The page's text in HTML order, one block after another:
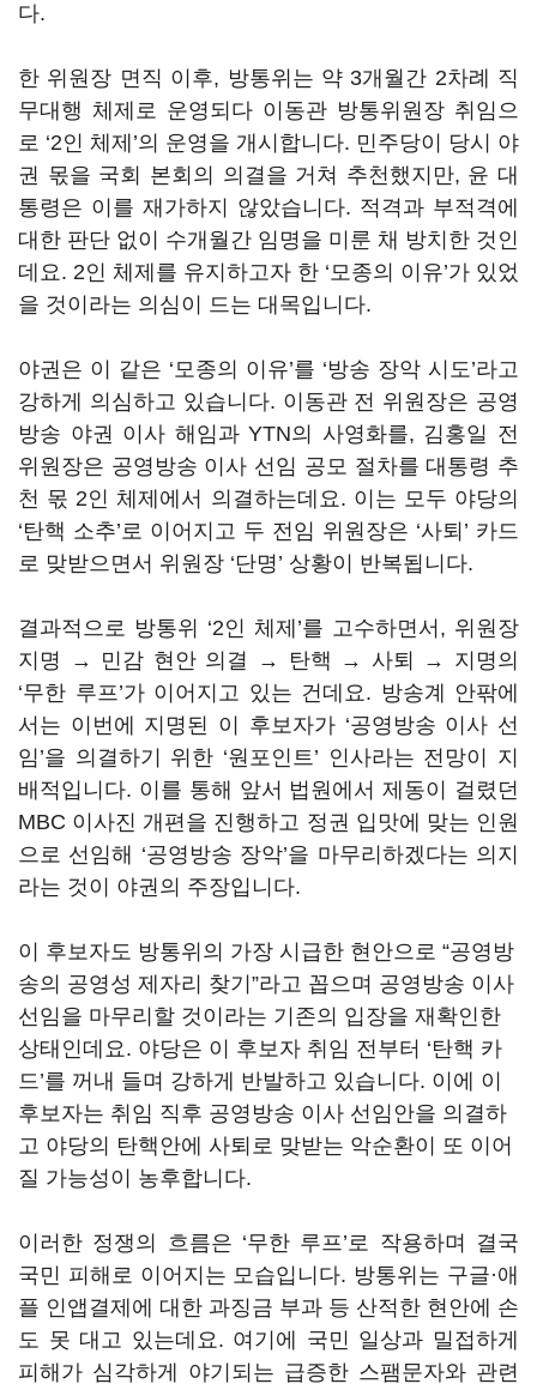
다.
한 위원장 면직 이후, 방통위는 약 3개월간 2차례 직
무대행 체제로 운영되다 이동관 방통위원장 취임으
로 ‘2인 체제 ’의 운영을 개시합니다. 민주당이 당시 야
권 몫을 국회 본회의 의결을 거쳐 추천했지만, 윤 대
통령은 이를 재가하지 않았습니다. 적격과 부적격에
대한 판단 없이 수개월간 임명을 미룬 채 방치한 것인
데요. 2인 체제를 유지하고자 한 ‘모종의 이유’가 있었
을 것이라는 의심이 드는 대목입니다.
야권은 이 같은 ‘모종의 이유’를 ‘방송 장악 시도’라고
강하게 의심하고 있습니다. 이동관 전 위원장은 공영
방송 야권 이사 해임과YTN의 사영화를, 김홍일 전
위원장은 공영방송 이사 선임 공모 절차를 대통령 추
천 몫 2인 체제에서 의결하는데요. 이는 모두 야당의
‘탄핵 소추’로 이어지고 두 전임 위원장은 ‘사퇴 ’ 카드
로 맞받으면서 위원장 ‘단명’ 상황이 반복됩니다.
결과적으로 방통위 ‘2인 체제 ’를 고수하면서 , 위원장
지명
→ 민감 현안 의결 → 탄핵 → 사퇴 → 지명의
‘무한 루프’가 이어지고 있는 건데요. 방송계 안팎에
서는 이번에 지명된 이 후보자가 ‘공영방송 이사 선
임’을 의결하기 위한 ‘원포인트’ 인사라는 전망이 지
배적입니다. 이를 통해 앞서 법원에서 제동이 걸렸던
MBC 이사진 개편을 진행하고 정권 입맛에 맞는 인원
으로 선임해 ‘공영방송 장악’을 마무리하겠다는 의지
라는 것이 야권의 주장입니다.
이 후보자도 방통위의 가장 시급한 현안으로 “공영방
송의 공영성 제자리 찾기 ”라고 꼽으며 공영방송 이사
선임을 마무리할 것이라는 기존의 입장을 재확인한
상태인데요. 야당은 이 후보자 취임 전부터 ‘탄핵 카
드’를 꺼내 들며 강하게 반발하고 있습니다. 이에 이
후보자는 취임 직후 공영방송 이사 선임안을 의결하
고 야당의 탄핵안에 사퇴로 맞받는 악순환이 또 이어
질 가능성이 농후합니다.
이러한 정쟁의 흐름은 ‘무한 루프’로 작용하며 결국
국민 피해로 이어지는 모습입니다. 방통위는 구글·애
플 인앱결제에 대한 과징금 부과 등 산적한 현안에 손
도 못 대고 있는데요. 여기에 국민 일상과 밀접하게
피해가 심각하게 야기되는 급증한 스팸문자와 관련